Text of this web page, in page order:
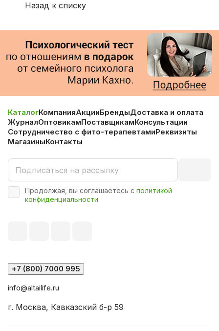
Назад к списку
КаталогКомпанияАкцииБрендыДоставка и оплата
ЖурналОптовикамПоставщикамКонсультации
Сотрудничество с фито-терапевтамиРеквизиты
МагазиныКонтакты
Продолжая, вы соглашаетесь с политикой
конфиденциальности
+7 (800) 7000 995
info@altailife.ru
г. Москва, Кавказский б-р 59